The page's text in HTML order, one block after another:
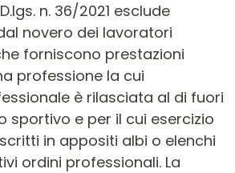
D.lgs. n. 36/2021 esclude
novero dei lavoratori
forniscono prestazioni
professione la cui
è rilasciata al di fuori
sportivo e per il cui esercizio
in appositi albi o elenchi
ordini professionali. La